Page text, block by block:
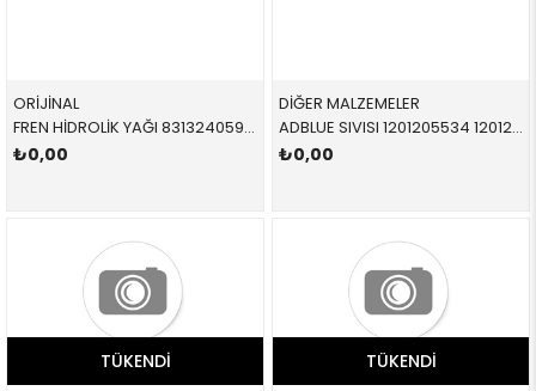
ORİJİNAL
FREN HİDROLİK YAĞI 83132405978 83132405978 83132405978
₺0,00
DİĞER MALZEMELER
ADBLUE SIVISI 1201205534 1201205534 83192295606
₺0,00
TÜKENDI TÜKENDI